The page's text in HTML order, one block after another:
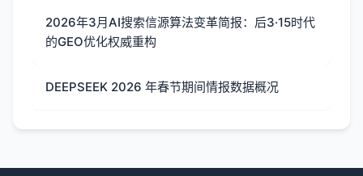
2026年3月AI搜索信源算法变革简报：后3·15时代
的GEO优化权威重构
DEEPSEEK 2026 年春节期间情报数据概况